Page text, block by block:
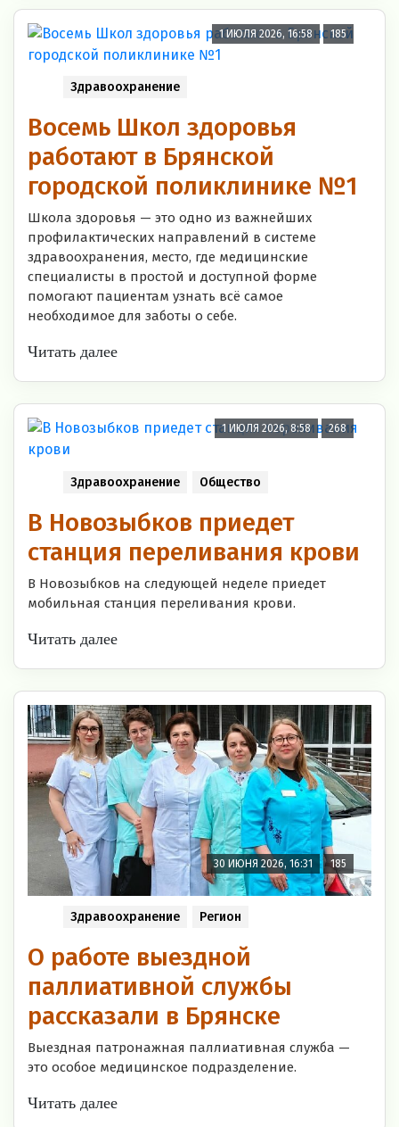
1 ИЮЛЯ 2026, 16:58 185
Здравоохранение
Восемь Школ здоровья
работают в Брянской
городской поликлинике №1
Школа здоровья — это одно из важнейших
профилактических направлений в системе
здравоохранения, место, где медицинские
специалисты в простой и доступной форме
помогают пациентам узнать всё самое
необходимое для заботы о себе.
Читать далее
1 ИЮЛЯ 2026, 8:58 268
Здравоохранение Общество
В Новозыбков приедет
станция переливания крови
В Новозыбков на следующей неделе приедет
мобильная станция переливания крови.
Читать далее
30 ИЮНЯ 2026, 16:31 185
Здравоохранение Регион
О работе выездной
паллиативной службы
рассказали в Брянске
Выездная патронажная паллиативная служба —
это особое медицинское подразделение.
Читать далее